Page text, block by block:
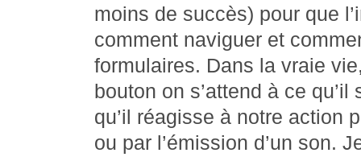
moins de succès) pour que
comment naviguer et
formulaires. Dans la vraie
bouton on s’attend à ce
qu’il réagisse à notre action
ou par l’émission d’un son.